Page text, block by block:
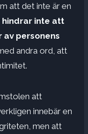
att det inte är en
hindrar inte att
personens
andra ord, att
att
innebär en
men att